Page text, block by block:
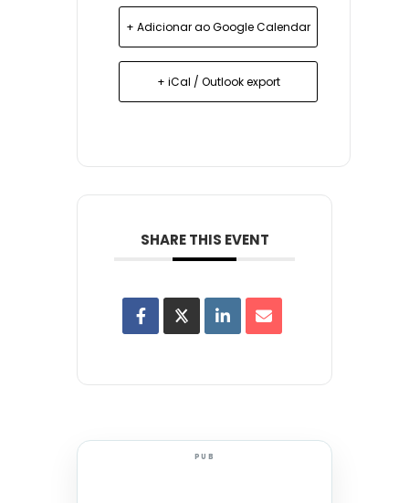
+ Adicionar ao Google Calendar
+ iCal / Outlook export
SHARE THIS EVENT
PUB